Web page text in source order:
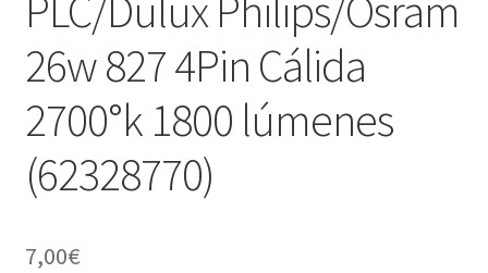
26w 827 4Pin Cálida
2700°k 1800 lúmenes
(62328770)
7,00€